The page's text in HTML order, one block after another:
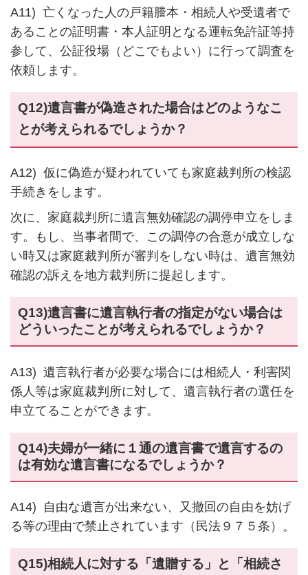
A11) 亡くなった人の戸籍謄本・相続人や受遺者で
あることの証明書・本人証明となる運転免許証等持
参して、公証役場（どこでもよい）に行って調査を
依頼します。
Q12)遺言書が偽造された場合はどのようなこ
とが考えられるでしょうか？
A12) 仮に偽造が疑われていても家庭裁判所の検認
手続きをします。
次に、家庭裁判所に遺言無効確認の調停申立をしま
す。もし、当事者間で、この調停の合意が成立しな
い時又は家庭裁判所が審判をしない時は、遺言無効
確認の訴えを地方裁判所に提起します。
Q13)遺言書に遺言執行者の指定がない場合は
どういったことが考えられるでしょうか？
A13) 遺言執行者が必要な場合には相続人・利害関
係人等は家庭裁判所に対して、遺言執行者の選任を
申立てることができます。
Q14)夫婦が一緒に１通の遺言書で遺言するの
は有効な遺言書になるでしょうか？
A14) 自由な遺言が出来ない、又撤回の自由を妨げ
る等の理由で禁止されています（民法９７５条）。
Q15)相続人に対する「遺贈する」と「相続さ